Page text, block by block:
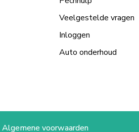
Veelgestelde vragen
Inloggen
Auto onderhoud
Algemene voorwaarden